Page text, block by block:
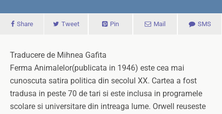
Share Tweet Pin Mail SMS
Traducere de Mihnea Gafita
Ferma Animalelor(publicata in 1946) este cea mai
cunoscuta satira politica din secolul XX. Cartea a fost
tradusa in peste 70 de tari si este inclusa in programele
scolare si universitare din intreaga lume. Orwell reuseste